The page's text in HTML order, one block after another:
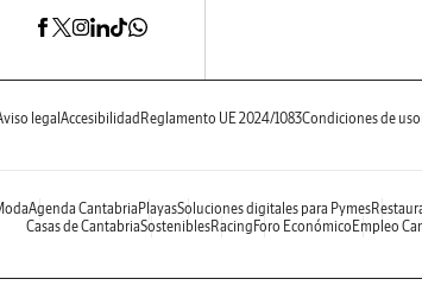
legal Accesibilidad Reglamento UE 2024/1083Condiciones de uso
Agenda Cantabria PlayasSoluciones digitales para Pymes
Casas de CantabriaSosteniblesRacing Foro Económico Empleo